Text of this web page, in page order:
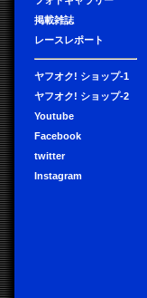
掲載雑誌
レースレポート
ヤフオク! ショップ-1
ヤフオク! ショップ-2
Youtube
Facebook
twitter
Instagram